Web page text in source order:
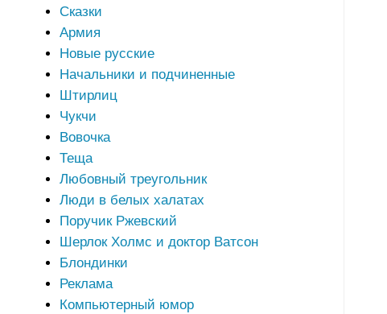
Сказки
Армия
Новые русские
Начальники и подчиненные
Штирлиц
Чукчи
Вовочка
Теща
Любовный треугольник
Люди в белых халатах
Поручик Ржевский
Шерлок Холмс и доктор Ватсон
Блондинки
Реклама
Компьютерный юмор